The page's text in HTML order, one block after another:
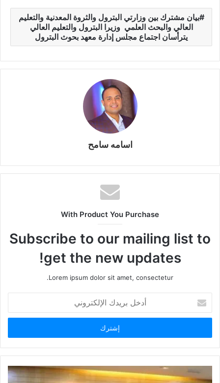
e
b
o
o
k
er
s
A
p
p
s
e
n
g
er
y
Li
n
k
gr
a
m
ar
e
بيان مشترك بين وزارتي البترول والثروة المعدنية والتعليم
العالي والبحث العلمي وزيرا البترول والتعليم العالي
يترأسان اجتماع مجلس إدارة معهد بحوث البترول
اسامه سامح
With Product You Purchase
Subscribe to our mailing list to
get the new updates!
Lorem ipsum dolor sit amet, consectetur.
بريدك
الإلكتروني